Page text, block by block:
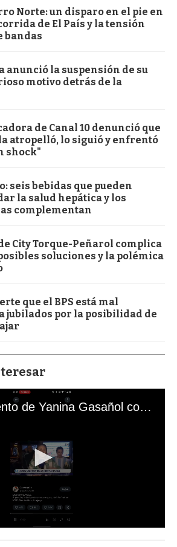
Norte: un disparo en el pie en
de El País y la tensión
bandas
anunció la suspensión de su
motivo detrás de la
de Canal 10 denunció que
atropelló, lo siguió y enfrentó
shock"
seis bebidas que pueden
la salud hepática y los
complementan
City Torque-Peñarol complica
soluciones y la polémica
que el BPS está mal
jubilados por la posibilidad de
El mal momento de Yanina Gasañol con un hincha argentino en "Subrayado"